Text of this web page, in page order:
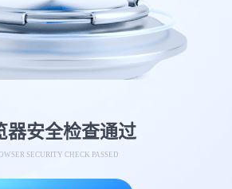
器安全检查通过
SECURITY CHECK PASSED